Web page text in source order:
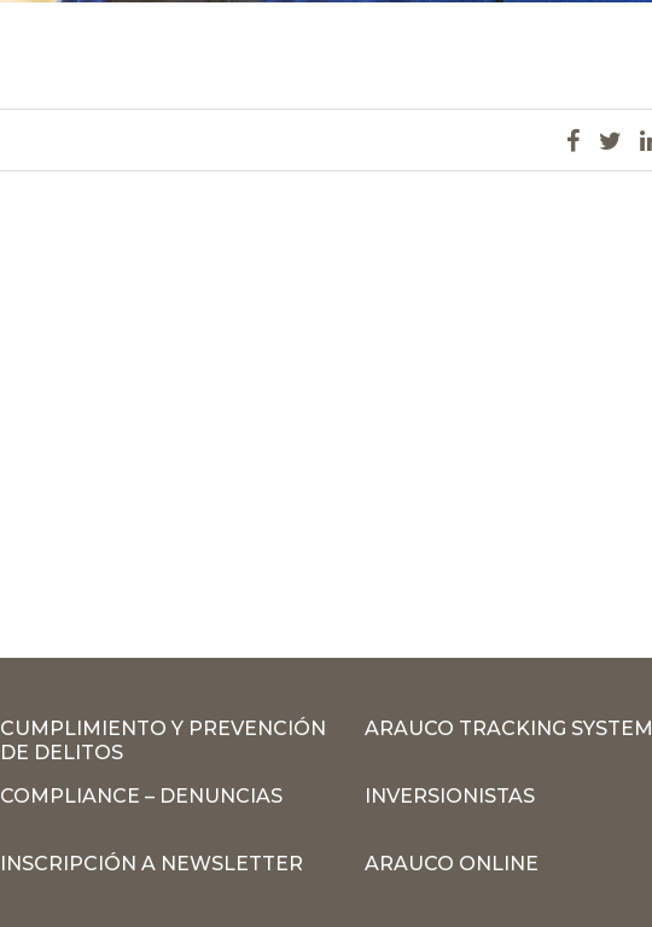
CUMPLIMIENTO Y PREVENCIÓN
DE DELITOS
ARAUCO TRACKING SYSTEM
COMPLIANCE – DENUNCIAS INVERSIONISTAS
INSCRIPCIÓN A NEWSLETTER ARAUCO ONLINE